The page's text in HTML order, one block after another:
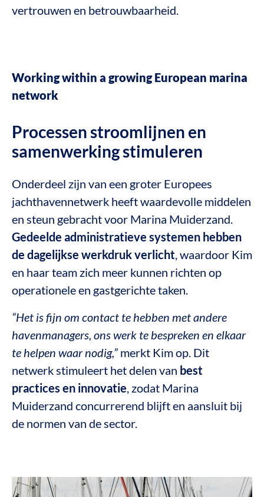
vertrouwen en betrouwbaarheid.
Working within a growing European marina
network
Processen stroomlijnen en
samenwerking stimuleren
Onderdeel zijn van een groter Europees
jachthavennetwerk heeft waardevolle middelen
en steun gebracht voor Marina Muiderzand.
Gedeelde administratieve systemen hebben
de dagelijkse werkdruk verlicht , waardoor Kim
en haar team zich meer kunnen richten op
operationele en gastgerichte taken.
“Het is fijn om contact te hebben met andere
havenmanagers, ons werk te bespreken en elkaar
te helpen waar nodig,” merkt Kim op. Dit
netwerk stimuleert het delen van best
practices en innovatie , zodat Marina
Muiderzand concurrerend blijft en aansluit bij
de normen van de sector.